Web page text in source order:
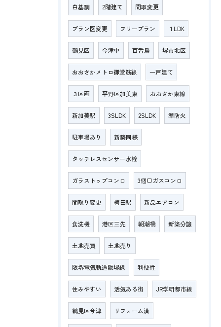
白基調 2階建て 間取変更
プラン図変更 フリープラン １LDK
鶴見区 今津中 百舌鳥 堺市北区
おおさかメトロ御堂筋線 一戸建て
３区画 平野区加美東 おおさか東線
新加美駅 3SLDK 2SLDK 準防火
駐車場あり 新築同様
タッチレスセンサー水栓
ガラストップコンロ 3個口ガスコンロ
間取り変更 梅田駅 新品エアコン
食洗機 港区三先 朝潮橋 新築分譲
土地売買 土地売り
阪堺電気軌道阪堺線 利便性
住みやすい 活気ある街 JR学研都市線
鶴見区今津 リフォーム済